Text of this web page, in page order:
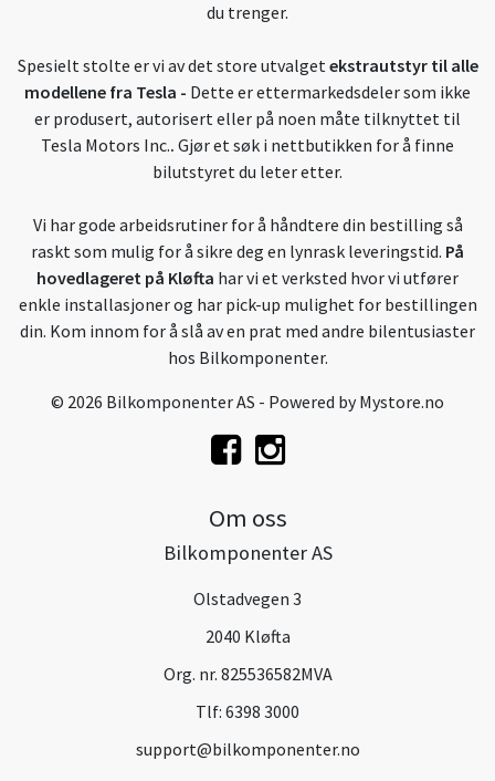
du trenger.
Spesielt stolte er vi av det store utvalget ekstrautstyr til alle
modellene fra Tesla - Dette er ettermarkedsdeler som ikke
er produsert, autorisert eller på noen måte tilknyttet til
Tesla Motors Inc.. Gjør et søk i nettbutikken for å finne
bilutstyret du leter etter.
Vi har gode arbeidsrutiner for å håndtere din bestilling så
raskt som mulig for å sikre deg en lynrask leveringstid. På
hovedlageret på Kløfta har vi et verksted hvor vi utfører
enkle installasjoner og har pick-up mulighet for bestillingen
din. Kom innom for å slå av en prat med andre bilentusiaster
hos Bilkomponenter.
© 2026 Bilkomponenter AS - Powered byMystore.no
Om oss
Bilkomponenter AS
Olstadvegen 3
2040 Kløfta
Org. nr. 825536582MVA
Tlf: 6398 3000
support@bilkomponenter.no